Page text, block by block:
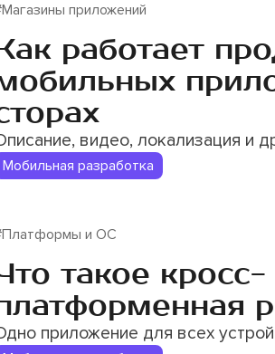
приложений
работает
видео, локализация и
Мобильная разработка
и ОС
такое кросс­
приложение для всех